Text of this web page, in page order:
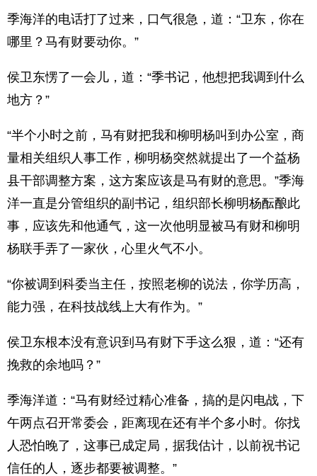
季海洋的电话打了过来，口气很急，道：“卫东，你在
哪里？马有财要动你。”
侯卫东愣了一会儿，道：“季书记，他想把我调到什么
地方？”
“半个小时之前，马有财把我和柳明杨叫到办公室，商
量相关组织人事工作，柳明杨突然就提出了一个益杨
县干部调整方案，这方案应该是马有财的意思。”季海
洋一直是分管组织的副书记，组织部长柳明杨酝酿此
事，应该先和他通气，这一次他明显被马有财和柳明
杨联手弄了一家伙，心里火气不小。
“你被调到科委当主任，按照老柳的说法，你学历高，
能力强，在科技战线上大有作为。”
侯卫东根本没有意识到马有财下手这么狠，道：“还有
挽救的余地吗？”
季海洋道：“马有财经过精心准备，搞的是闪电战，下
午两点召开常委会，距离现在还有半个多小时。你找
人恐怕晚了，这事已成定局，据我估计，以前祝书记
信任的人，逐步都要被调整。”